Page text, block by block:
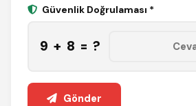
Güvenlik Doğrulaması *
9 + 8 = ?
Gönder